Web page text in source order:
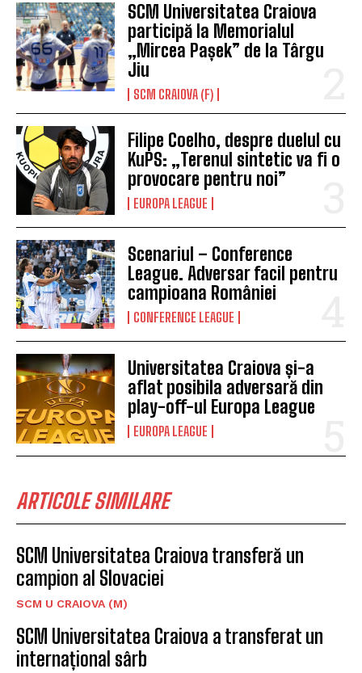
SCM Universitatea Craiova
participă la Memorialul
„Mircea Pașek” de la Târgu
Jiu
SCM CRAIOVA (F)
Filipe Coelho, despre duelul cu
KuPS: „Terenul sintetic va fi o
provocare pentru noi”
EUROPA LEAGUE
Scenariul – Conference
League. Adversar facil pentru
campioana României
CONFERENCE LEAGUE
Universitatea Craiova și-a
aflat posibila adversară din
play-off-ul Europa League
EUROPA LEAGUE
ARTICOLE SIMILARE
SCM Universitatea Craiova transferă un
campion al Slovaciei
SCM U CRAIOVA (M)
SCM Universitatea Craiova a transferat un
internațional sârb